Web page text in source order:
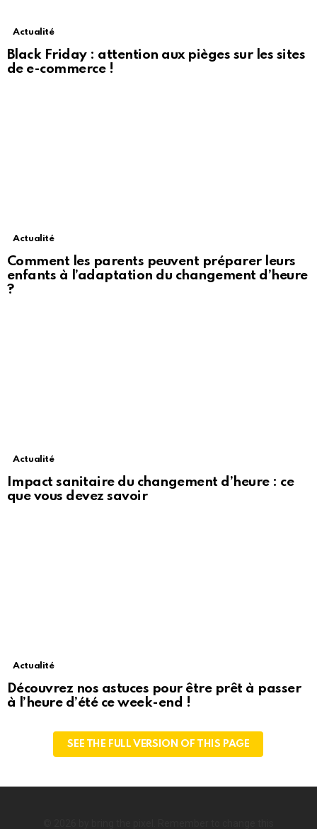
Actualité
Black Friday : attention aux pièges sur les sites
de e-commerce !
Actualité
Comment les parents peuvent préparer leurs
enfants à l’adaptation du changement d’heure
?
Actualité
Impact sanitaire du changement d’heure : ce
que vous devez savoir
Actualité
Découvrez nos astuces pour être prêt à passer
à l’heure d’été ce week-end !
SEE THE FULL VERSION OF THIS PAGE